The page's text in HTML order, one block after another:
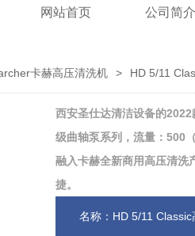
网站首页 公司简介
卡赫高压清洗机 > HD 5/11
西安圣仕达清洁设备的
级曲轴泵系列，流量：500
融入卡赫全新商用高压清洗
捷。
名称：HD 5/11